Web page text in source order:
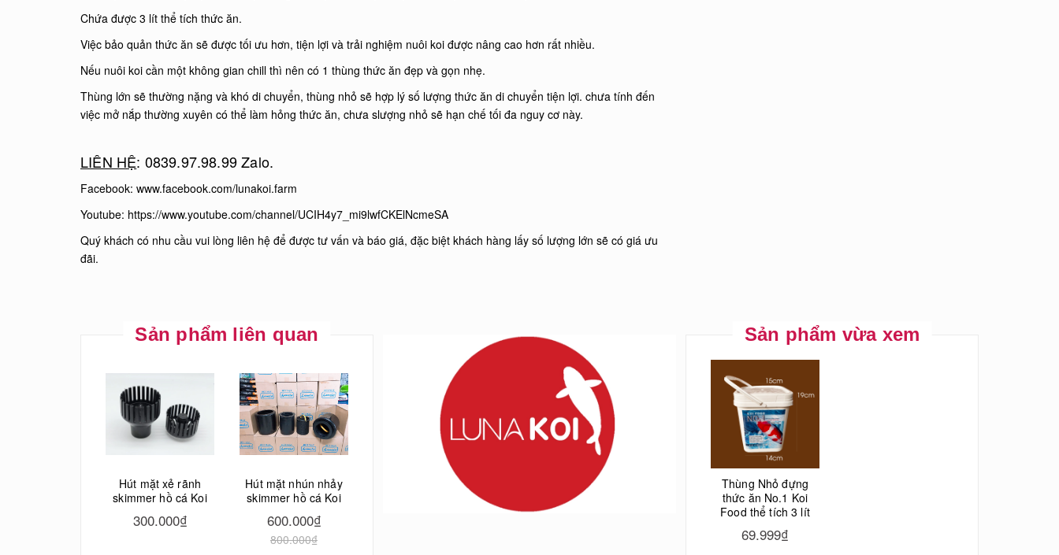
Chứa được 3 lít thể tích thức ăn.
Việc bảo quản thức ăn sẽ được tối ưu hơn, tiện lợi và trải nghiệm nuôi koi được nâng cao hơn rất nhiều.
Nếu nuôi koi cần một không gian chill thì nên có 1 thùng thức ăn đẹp và gọn nhẹ.
Thùng lớn sẽ thường nặng và khó di chuyển, thùng nhỏ sẽ hợp lý số lượng thức ăn di chuyển tiện lợi. chưa tính đến
việc mở nắp thường xuyên có thể làm hỏng thức ăn, chưa slượng nhỏ sẽ hạn chế tối đa nguy cơ này.
LIÊN HỆ: 0839.97.98.99 Zalo.
Facebook: www.facebook.com/lunakoi.farm
Youtube: https://www.youtube.com/channel/UCIH4y7_mi9lwfCKElNcmeSA
Quý khách có nhu cầu vui lòng liên hệ để được tư vấn và báo giá, đặc biệt khách hàng lấy số lượng lớn sẽ có giá ưu
đãi.
Sản phẩm liên quan
Hút mặt xẻ rãnh
skimmer hồ cá Koi
300.000₫
Hút mặt nhún nhảy
skimmer hồ cá Koi
600.000₫
800.000₫
Sản phẩm vừa xem
Thùng Nhỏ đựng
thức ăn No.1 Koi
Food thể tích 3 lít
69.999₫